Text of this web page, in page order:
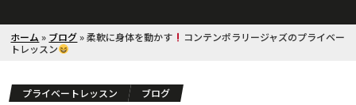
ホーム » ブログ»柔軟に身体を動かす
コンテンポラリージャズのプライベー
トレッスン
プライベートレッスン ブログ